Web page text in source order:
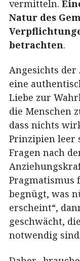
vermitteln.
Natur des
betrachten.
Angesichts der
eine
Liebe zur
die Menschen
dass nichts
Prinzipien leer
Fragen nach
Pragmatismus
begnügt, was
erscheint“,
geschwächt,
notwendig